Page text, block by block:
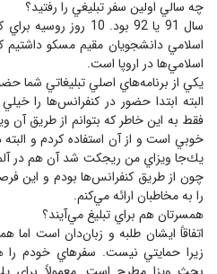
چه سالي اولين سفر تبليغي را رفتيد؟
سال 91 يا 92 بود. 10
اسلامي دانشجويان مقيم مسكو داشتيم
اسلامي‌ها در اروپا است.
يكي از برنامه‌هاي اصلي تبليغاتي شما
البته ابتدا حضور در كنفرانس‌ها را
فقط به اين خاطر كه بتوانم از طريق
خوبي است و از آن استفاده كردم و
يك‌جا ويزاي من ريجكت شد آن هم در
چون از طريق كنفرانس‌ها بودم و اين
را به مخاطبان ارائه مي‌كنم.
همسرتان هم براي تبليغ مي‌‌آيند؟
اتفاقاً ايشان طلبه و زبان‌دان است اما
زيرا حمايتي نيست. سفرهاي خودم